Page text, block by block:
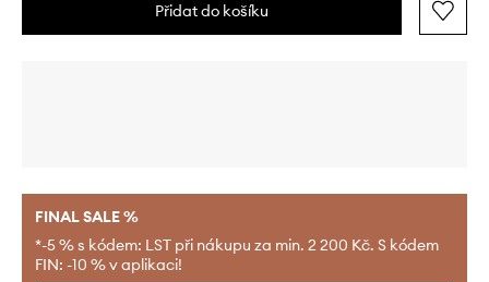
Přidat do košíku
FINAL SALE %
*-5 % s kódem: LST při nákupu za min. 2 200 Kč. S kódem
FIN: -10 % v aplikaci!